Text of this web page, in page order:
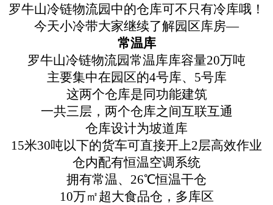
罗牛山冷链物流园中的仓库可不只有冷库哦！
今天小冷带大家继续了解园区库房—
常温库
罗牛山冷链物流园常温库库容量20万吨
主要集中在园区的4号库、5号库
这两个仓库是同功能建筑
一共三层，两个仓库之间互联互通
仓库设计为坡道库
15米30吨以下的货车可直接开上2层高效作业
仓内配有恒温空调系统
拥有常温、 26℃恒温干仓
10万㎡超大食品仓，多库区